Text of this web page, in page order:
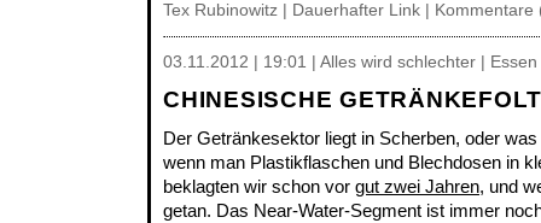
Tex Rubinowitz | Dauerhafter Link Kommentare
03.11.2012 | 19:01 | Alles wird schlechter |
CHINESISCHE
Der Getränkesektor liegt in Scherben, oder
wenn man Plastikflaschen und Blechdosen in
beklagten wir schon vor gut zwei Jahren, und
getan. Das Near-Water-Segment ist immer